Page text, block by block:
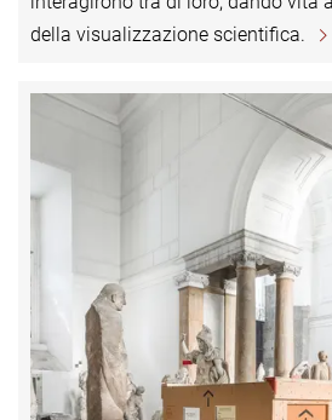
della visualizzazione scientifica.